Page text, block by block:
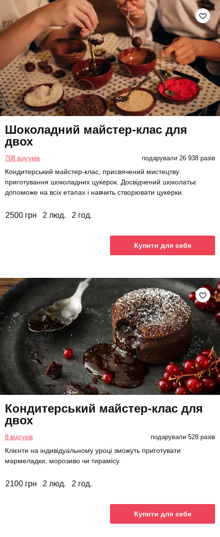
Шоколадний майстер-клас для
двох
708 відгуків подарували 26 938 разів
Кондитерський майстер-клас, присвячений мистецтву
приготування шоколадних цукерок. Досвідчений шоколатьє
допоможе на всіх етапах і навчить створювати цукерки.
2500 грн 2 люд. 2 год.
Купити для себе
Кондитерський майстер-клас для
двох
8 відгуків подарували 528 разів
Клієнти на індивідуальному уроці зможуть приготувати
мармеладки, морозиво чи тирамісу.
2100 грн 2 люд. 2 год.
Купити для себе